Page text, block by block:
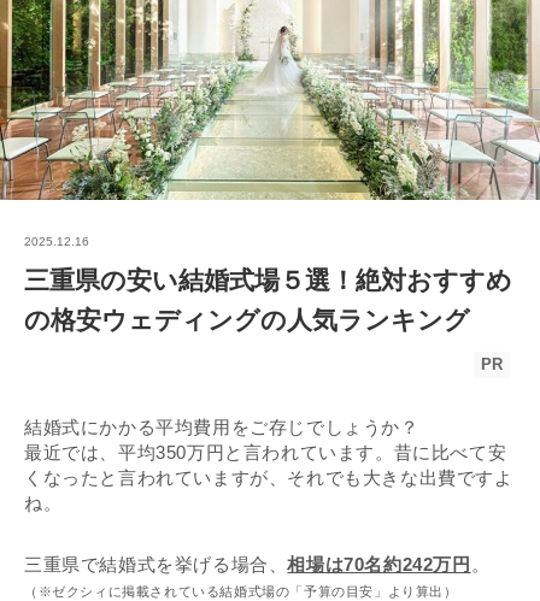
2025.12.16
三重県の安い結婚式場５選！絶対おすすめ
の格安ウェディングの人気ランキング
PR
結婚式にかかる平均費用をご存じでしょうか？
最近では、平均350万円と言われています。昔に比べて安
くなったと言われていますが、それでも大きな出費ですよ
ね。
三重県で結婚式を挙げる場合、相場は70名約242万円 。
（※ゼクシィに掲載されている結婚式場の「予算の目安」より算出）